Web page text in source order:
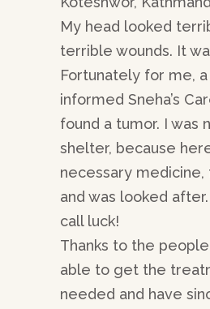
My head looked
terrible wounds. It
Fortunately for me,
informed Sneha’s
found a tumor. I was
shelter, because
necessary medicine,
and was looked after.
call luck!
Thanks to the
able to get the
needed and have